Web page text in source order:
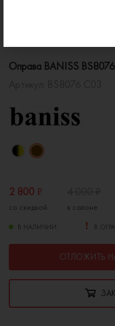
Оправа BANISS
2 800 ₽
со скидкой в салоне
В НАЛИЧИИ В
ОТЛОЖИТЬ